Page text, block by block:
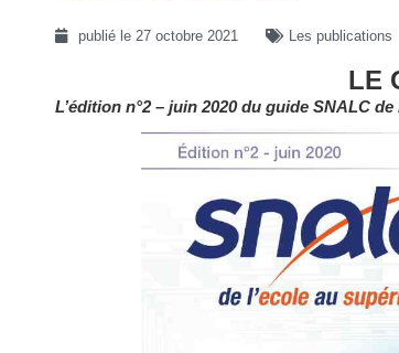
publié le 27 octobre 2021 Les publications
LE
L’édition n°2 – juin 2020 du guide SNALC